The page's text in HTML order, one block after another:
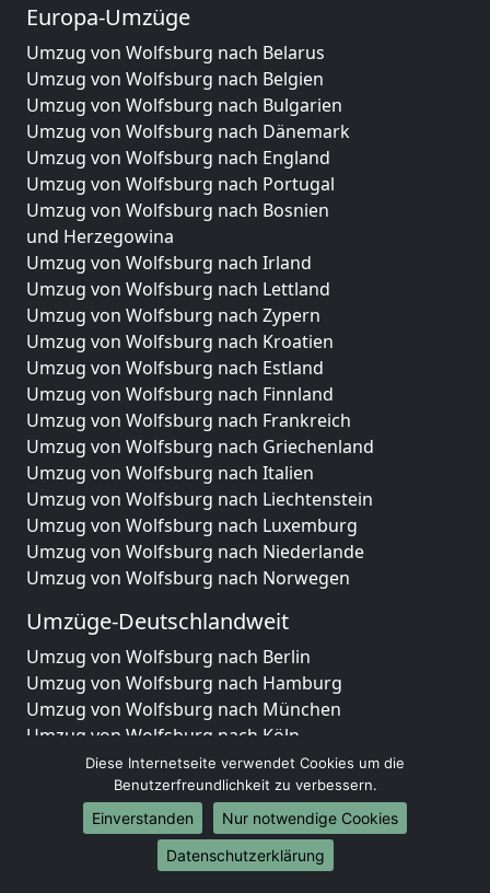
Europa-Umzüge
Umzug von Wolfsburg nach Belarus
Umzug von Wolfsburg nach Belgien
Umzug von Wolfsburg nach Bulgarien
Umzug von Wolfsburg nach Dänemark
Umzug von Wolfsburg nach England
Umzug von Wolfsburg nach Portugal
Umzug von Wolfsburg nach Bosnien
und Herzegowina
Umzug von Wolfsburg nach Irland
Umzug von Wolfsburg nach Lettland
Umzug von Wolfsburg nach Zypern
Umzug von Wolfsburg nach Kroatien
Umzug von Wolfsburg nach Estland
Umzug von Wolfsburg nach Finnland
Umzug von Wolfsburg nach Frankreich
Umzug von Wolfsburg nach Griechenland
Umzug von Wolfsburg nach Italien
Umzug von Wolfsburg nach Liechtenstein
Umzug von Wolfsburg nach Luxemburg
Umzug von Wolfsburg nach Niederlande
Umzug von Wolfsburg nach Norwegen
Umzüge-Deutschlandweit
Umzug von Wolfsburg nach Berlin
Umzug von Wolfsburg nach Hamburg
Umzug von Wolfsburg nach München
Umzug von Wolfsburg nach Köln
Umzug von Wolfsburg nach Frankfurt am Main
Umzug von Wolfsburg nach Stuttgart
Umzug von Wolfsburg nach Düsseldorf
Umzug von Wolfsburg nach Leipzig
Umzug von Wolfsburg nach Dortmund
Diese Internetseite verwendet Cookies um die
Benutzerfreundlichkeit zu verbessern.
Einverstanden
Nur notwendige Cookies
Datenschutzerklärung